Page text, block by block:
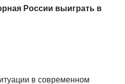
России выиграть в
в современном